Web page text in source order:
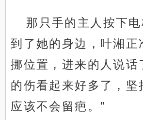
那只手的主人按下
到了她的身边，叶湘正
挪位置，进来的人说话
的伤看起来好多了，坚
应该不会留疤。”